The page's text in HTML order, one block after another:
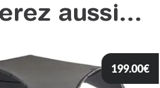
aussi...
199.00€